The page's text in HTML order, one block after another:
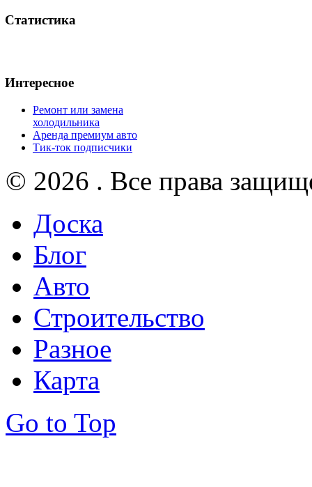
Статистика
Интересное
Ремонт или замена
холодильника
Аренда премиум авто
Тик-ток подписчики
© 2026 . Все права
Доска
Блог
Авто
Строительство
Разное
Карта
Go to Top